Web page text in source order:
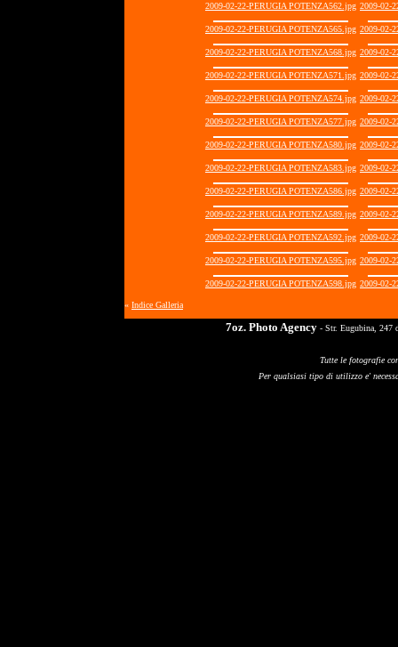
2009-02-22-PERUGIA POTENZA562.jpg 2009-02-
2009-02-22-PERUGIA POTENZA565.jpg 2009-02-
2009-02-22-PERUGIA POTENZA568.jpg 2009-02-
2009-02-22-PERUGIA POTENZA571.jpg 2009-02-
2009-02-22-PERUGIA POTENZA574.jpg 2009-02-
2009-02-22-PERUGIA POTENZA577.jpg 2009-02-
2009-02-22-PERUGIA POTENZA580.jpg 2009-02-
2009-02-22-PERUGIA POTENZA583.jpg 2009-02-
2009-02-22-PERUGIA POTENZA586.jpg 2009-02-
2009-02-22-PERUGIA POTENZA589.jpg 2009-02-
2009-02-22-PERUGIA POTENZA592.jpg 2009-02-
2009-02-22-PERUGIA POTENZA595.jpg 2009-02-
2009-02-22-PERUGIA POTENZA598.jpg 2009-02-
« Indice Galleria
7oz. Photo Agency - Str. Eugubina, 247
Tutte le fotografie
Per qualsiasi tipo di utilizzo e'